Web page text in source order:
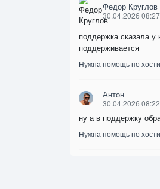
Федор Круглов
30.04.2026 08:27
поддержка сказала у
поддерживается
Нужна помощь по
Антон
30.04.2026 08:22
ну а в поддержку
Нужна помощь по